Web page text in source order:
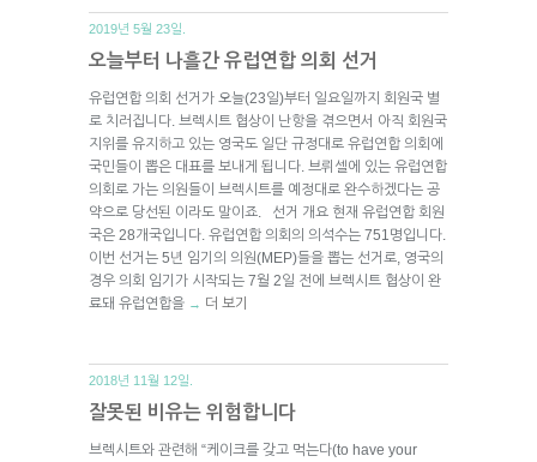
2019년 5월 23일.
오늘부터 나흘간 유럽연합 의회 선거
유럽연합 의회 선거가 오늘(23일)부터 일요일까지 회원국 별
로 치러집니다. 브렉시트 협상이 난항을 겪으면서 아직 회원국
지위를 유지하고 있는 영국도 일단 규정대로 유럽연합 의회에
국민들이 뽑은 대표를 보내게 됩니다. 브뤼셀에 있는 유럽연합
의회로 가는 의원들이 브렉시트를 예정대로 완수하겠다는 공
약으로 당선된 이라도 말이죠. 선거 개요 현재 유럽연합 회원
국은 28개국입니다. 유럽연합 의회의 의석수는 751명입니다.
이번 선거는 5년 임기의 의원(MEP)들을 뽑는 선거로, 영국의
경우 의회 임기가 시작되는 7월 2일 전에 브렉시트 협상이 완
료돼 유럽연합을 → 더 보기
2018년 11월 12일.
잘못된 비유는 위험합니다
브렉시트와 관련해 “케이크를 갖고 먹는다(to have your